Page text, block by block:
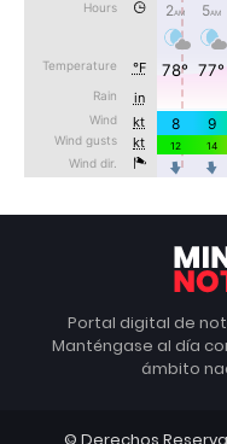
Portal digital de
Manténgase al día
ámbito
© Derechos